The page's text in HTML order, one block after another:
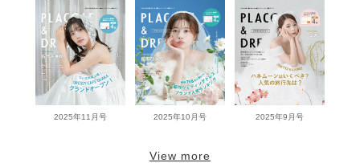
2025年11月号 2025年10月号 2025年9月号
View more